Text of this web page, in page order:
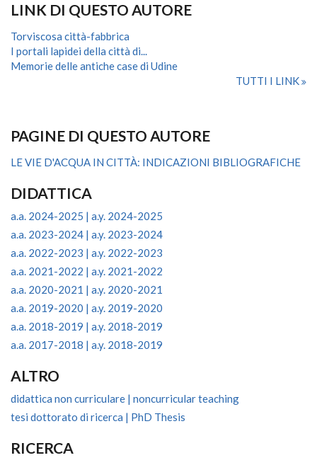
LINK DI QUESTO AUTORE
Torviscosa città-fabbrica
I portali lapidei della città di...
Memorie delle antiche case di Udine
TUTTI I LINK
PAGINE DI QUESTO AUTORE
LE VIE D'ACQUA IN CITTÀ: INDICAZIONI BIBLIOGRAFICHE
DIDATTICA
a.a. 2024-2025 | a.y. 2024-2025
a.a. 2023-2024 | a.y. 2023-2024
a.a. 2022-2023 | a.y. 2022-2023
a.a. 2021-2022 | a.y. 2021-2022
a.a. 2020-2021 | a.y. 2020-2021
a.a. 2019-2020 | a.y. 2019-2020
a.a. 2018-2019 | a.y. 2018-2019
a.a. 2017-2018 | a.y. 2018-2019
ALTRO
didattica non curriculare | noncurricular teaching
tesi dottorato di ricerca | PhD Thesis
RICERCA